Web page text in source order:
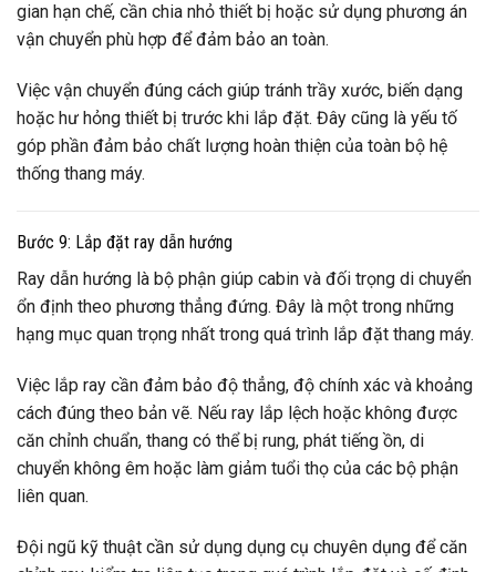
gian hạn chế, cần chia nhỏ thiết bị hoặc sử dụng phương án
vận chuyển phù hợp để đảm bảo an toàn.
Việc vận chuyển đúng cách giúp tránh trầy xước, biến dạng
hoặc hư hỏng thiết bị trước khi lắp đặt. Đây cũng là yếu tố
góp phần đảm bảo chất lượng hoàn thiện của toàn bộ hệ
thống thang máy.
Bước 9: Lắp đặt ray dẫn hướng
Ray dẫn hướng là bộ phận giúp cabin và đối trọng di chuyển
ổn định theo phương thẳng đứng. Đây là một trong những
hạng mục quan trọng nhất trong quá trình lắp đặt thang máy.
Việc lắp ray cần đảm bảo độ thẳng, độ chính xác và khoảng
cách đúng theo bản vẽ. Nếu ray lắp lệch hoặc không được
căn chỉnh chuẩn, thang có thể bị rung, phát tiếng ồn, di
chuyển không êm hoặc làm giảm tuổi thọ của các bộ phận
liên quan.
Đội ngũ kỹ thuật cần sử dụng dụng cụ chuyên dụng để căn